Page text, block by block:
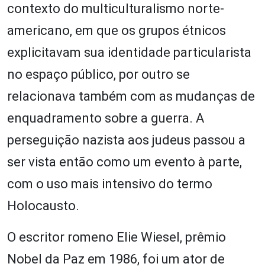
contexto do multiculturalismo norte-
americano, em que os grupos étnicos
explicitavam sua identidade particularista
no espaço público, por outro se
relacionava também com as mudanças de
enquadramento sobre a guerra. A
perseguição nazista aos judeus passou a
ser vista então como um evento à parte,
com o uso mais intensivo do termo
Holocausto.
O escritor romeno Elie Wiesel, prêmio
Nobel da Paz em 1986, foi um ator de